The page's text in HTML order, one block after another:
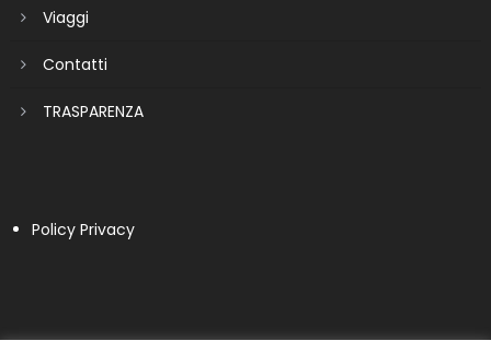
Viaggi
Contatti
TRASPARENZA
Policy Privacy